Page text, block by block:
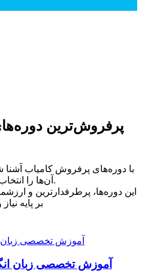
پرفروش‌ترین‌
با دوره‌های پرفروش کامیاب آشنا
آن‌ها را انتخاب کرده‌اند و نتایج واقعی گرفته‌اند.
این دوره‌ها، پرطرفدارترین و
بر پایه
آموزش تخصصی زبان